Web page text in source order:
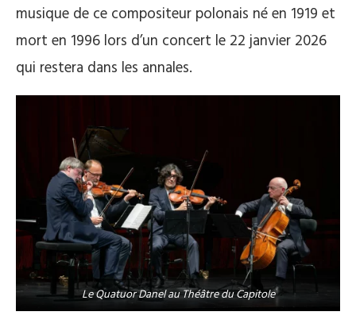
musique de ce compositeur polonais né en 1919 et
mort en 1996 lors d’un concert le 22 janvier 2026
qui restera dans les annales.
Le Quatuor Danel au Théâtre du Capitole